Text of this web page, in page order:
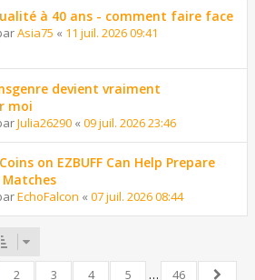
à 40 ans - comment faire face
Asia75 « 11 juil. 2026 09:41
devient vraiment
moi
Julia26290 « 09 juil. 2026 23:46
on EZBUFF Can Help Prepare
EchoFalcon « 07 juil. 2026 08:44
2 3 4 5 …
46